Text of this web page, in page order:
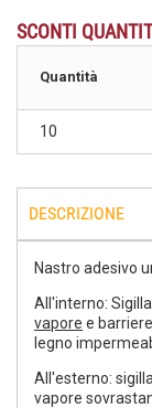
SCONTI
Quantità
10
DESCRIZIONE
Nastro adesivo
All'interno:
vapore e
legno
All'esterno:
vapore